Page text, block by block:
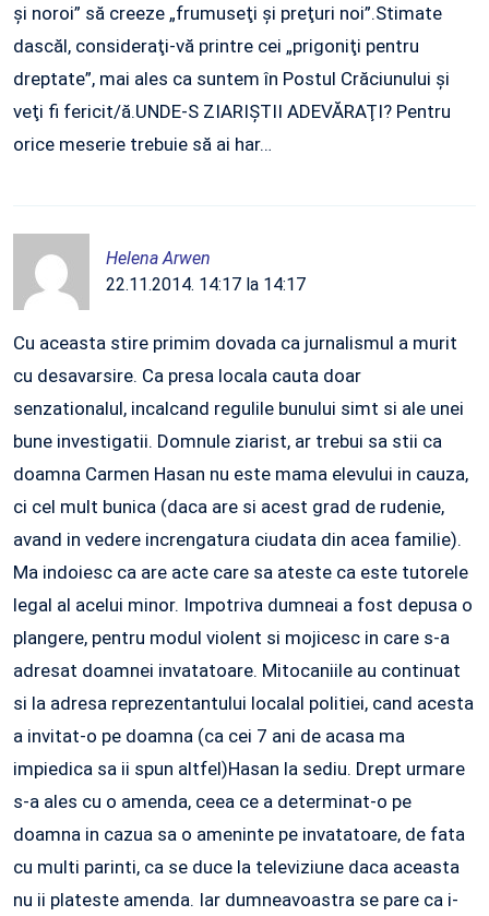
şi noroi” să creeze „frumuseţi şi preţuri noi”.Stimate
dascăl, consideraţi-vă printre cei „prigoniţi pentru
dreptate”, mai ales ca suntem în Postul Crăciunului şi
veţi fi fericit/ă.UNDE-S ZIARIŞTII ADEVĂRAŢI? Pentru
orice meserie trebuie să ai har…
Helena Arwen
22.11.2014. 14:17 la 14:17
Cu aceasta stire primim dovada ca jurnalismul a murit
cu desavarsire. Ca presa locala cauta doar
senzationalul, incalcand regulile bunului simt si ale unei
bune investigatii. Domnule ziarist, ar trebui sa stii ca
doamna Carmen Hasan nu este mama elevului in cauza,
ci cel mult bunica (daca are si acest grad de rudenie,
avand in vedere increngatura ciudata din acea familie).
Ma indoiesc ca are acte care sa ateste ca este tutorele
legal al acelui minor. Impotriva dumneai a fost depusa o
plangere, pentru modul violent si mojicesc in care s-a
adresat doamnei invatatoare. Mitocaniile au continuat
si la adresa reprezentantului localal politiei, cand acesta
a invitat-o pe doamna (ca cei 7 ani de acasa ma
impiedica sa ii spun altfel)Hasan la sediu. Drept urmare
s-a ales cu o amenda, ceea ce a determinat-o pe
doamna in cazua sa o ameninte pe invatatoare, de fata
cu multi parinti, ca se duce la televiziune daca aceasta
nu ii plateste amenda. Iar dumneavoastra se pare ca i-